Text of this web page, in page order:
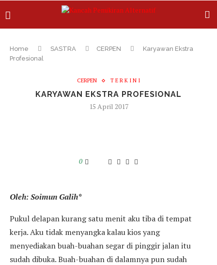
Home SASTRA CERPEN
Karyawan Ekstra
Profesional
CERPEN T E R K I N I
KARYAWAN EKSTRA PROFESIONAL
15 April 2017
0
Oleh: Soimun Galih*
Pukul delapan kurang satu menit aku tiba di tempat
kerja. Aku tidak menyangka kalau kios yang
menyediakan buah-buahan segar di pinggir jalan itu
sudah dibuka. Buah-buahan di dalamnya pun sudah